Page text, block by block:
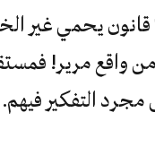
قانون يحمي غير
واقع مرير!
التفكير فيهم.